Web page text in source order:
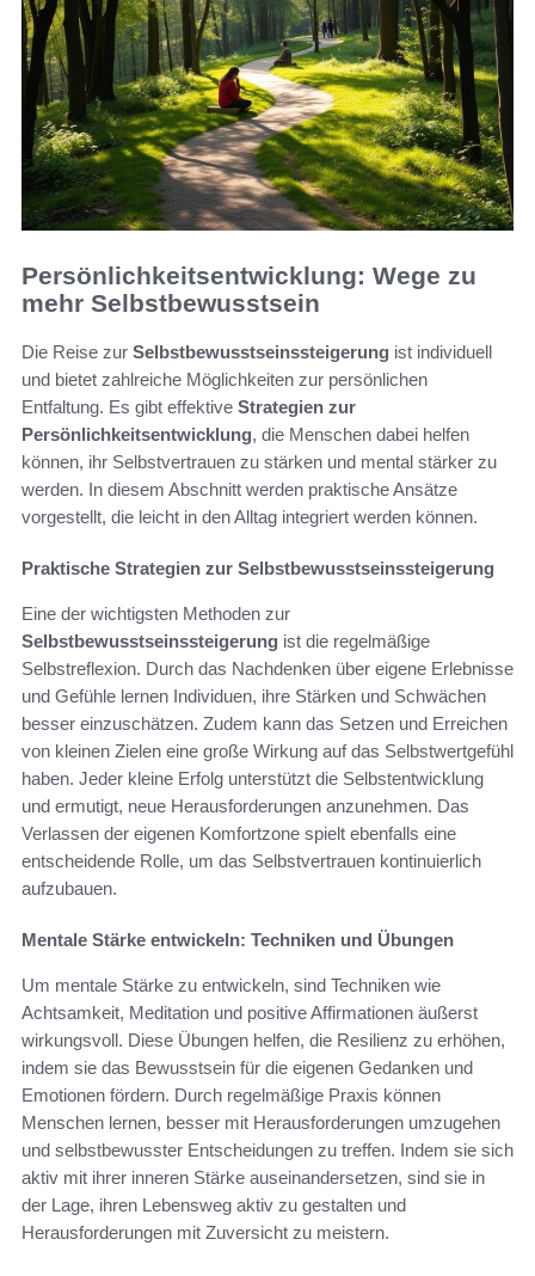
Persönlichkeitsentwicklung: Wege zu
mehr Selbstbewusstsein
Die Reise zur Selbstbewusstseinssteigerung ist individuell
und bietet zahlreiche Möglichkeiten zur persönlichen
Entfaltung. Es gibt effektive Strategien zur
Persönlichkeitsentwicklung, die Menschen dabei helfen
können, ihr Selbstvertrauen zu stärken und mental stärker zu
werden. In diesem Abschnitt werden praktische Ansätze
vorgestellt, die leicht in den Alltag integriert werden können.
Praktische Strategien zur Selbstbewusstseinssteigerung
Eine der wichtigsten Methoden zur
Selbstbewusstseinssteigerung ist die regelmäßige
Selbstreflexion. Durch das Nachdenken über eigene Erlebnisse
und Gefühle lernen Individuen, ihre Stärken und Schwächen
besser einzuschätzen. Zudem kann das Setzen und Erreichen
von kleinen Zielen eine große Wirkung auf das Selbstwertgefühl
haben. Jeder kleine Erfolg unterstützt die Selbstentwicklung
und ermutigt, neue Herausforderungen anzunehmen. Das
Verlassen der eigenen Komfortzone spielt ebenfalls eine
entscheidende Rolle, um das Selbstvertrauen kontinuierlich
aufzubauen.
Mentale Stärke entwickeln: Techniken und Übungen
Um mentale Stärke zu entwickeln, sind Techniken wie
Achtsamkeit, Meditation und positive Affirmationen äußerst
wirkungsvoll. Diese Übungen helfen, die Resilienz zu erhöhen,
indem sie das Bewusstsein für die eigenen Gedanken und
Emotionen fördern. Durch regelmäßige Praxis können
Menschen lernen, besser mit Herausforderungen umzugehen
und selbstbewusster Entscheidungen zu treffen. Indem sie sich
aktiv mit ihrer inneren Stärke auseinandersetzen, sind sie in
der Lage, ihren Lebensweg aktiv zu gestalten und
Herausforderungen mit Zuversicht zu meistern.